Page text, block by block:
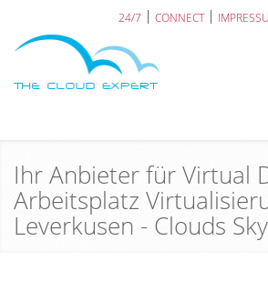
24/7 CONNECT
Ihr Anbieter für Virtual
Arbeitsplatz
Leverkusen - Clouds